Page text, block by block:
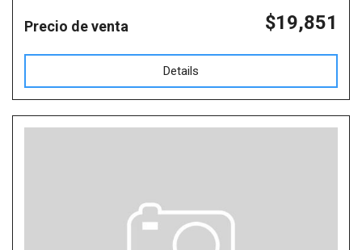
Precio de venta $19,851
Details